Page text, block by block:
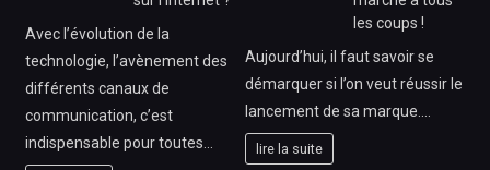
Avec l’évolution de la
technologie, l’avènement des
différents canaux de
communication, c’est
indispensable pour toutes…
les coups !
Aujourd’hui, il faut savoir se
démarquer si l’on veut réussir le
lancement de sa marque.…
lire la suite